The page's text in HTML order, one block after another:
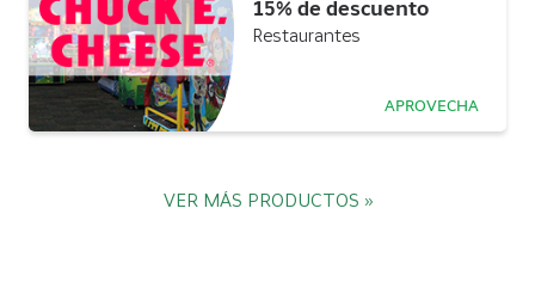
15% de descuento
Restaurantes
APROVECHA
VER MÁS PRODUCTOS »